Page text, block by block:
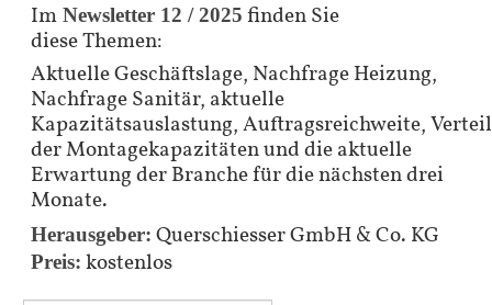
Im Newsletter 12 / 2025 finden Sie
diese Themen:
Aktuelle Geschäftslage, Nachfrage Heizung,
Nachfrage Sanitär, aktuelle
Kapazitätsauslastung, Auftragsreichweite,
der Montagekapazitäten und die aktuelle
Erwartung der Branche für die nächsten drei
Monate.
Herausgeber: Querschiesser GmbH & Co. KG
Preis: kostenlos